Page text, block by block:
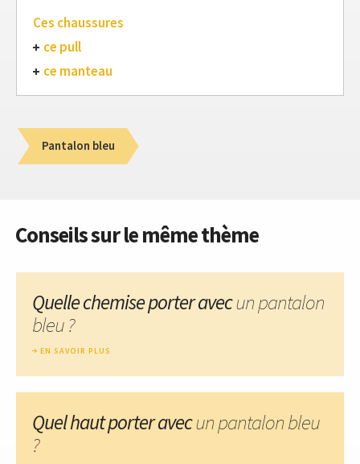
Ces chaussures
ce pull
ce manteau
Pantalon bleu
Conseils sur le même thème
Quelle chemise porter avecun pantalon
bleu ?
EN SAVOIR PLUS
Quel haut porter avecun pantalon bleu
?